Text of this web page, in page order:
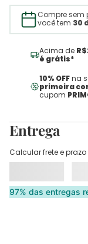
Compre sem
você tem 30
Acima de
é grátis*
10% OFFna
primeira
cupom
Entrega
Calcular frete e
97% das entregas